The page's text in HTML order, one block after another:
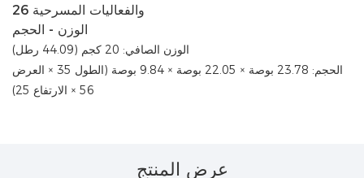
الوزن - الحجم
الوزن الصافي: 20 كجم (44.09 رطل)
الحجم: 23.78 بوصة × 22.05 بوصة × 9.84 بوصة (الطول 35 × العرض
56 × الارتفاع 25)
عرض المنتج